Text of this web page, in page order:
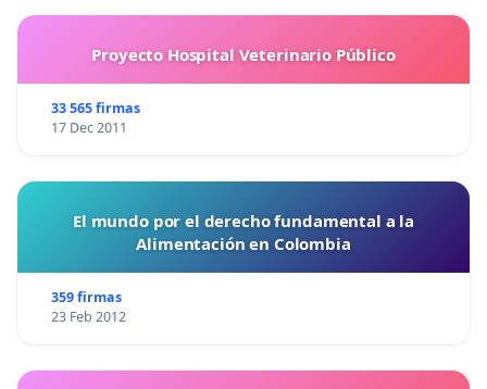
Proyecto Hospital Veterinario Público
33 565 firmas
17 Dec 2011
El mundo por el derecho fundamental a la
Alimentación en Colombia
359 firmas
23 Feb 2012